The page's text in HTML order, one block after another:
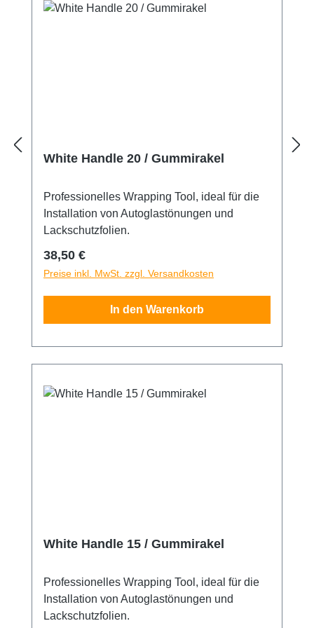
White Handle 20 / Gummirakel
Professionelles Wrapping Tool, ideal für die
Installation von Autoglastönungen und
Lackschutzfolien.
Regulärer Preis:
38,50 €
Preise inkl. MwSt. zzgl. Versandkosten
In den Warenkorb
White Handle 15 / Gummirakel
Professionelles Wrapping Tool, ideal für die
Installation von Autoglastönungen und
Lackschutzfolien.